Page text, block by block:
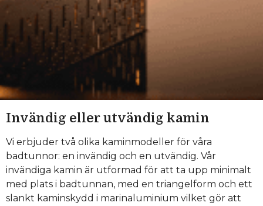
Invändig eller utvändig kamin
Vi erbjuder två olika kaminmodeller för våra
badtunnor: en invändig och en utvändig. Vår
invändiga kamin är utformad för att ta upp minimalt
med plats i badtunnan, med en triangelform och ett
slankt kaminskydd i marinaluminium vilket gör att